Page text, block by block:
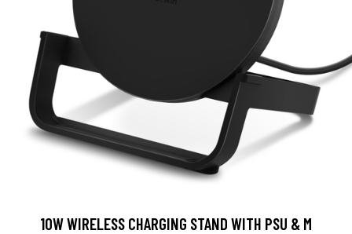
10W WIRELESS CHARGING STAND WITH PSU & M